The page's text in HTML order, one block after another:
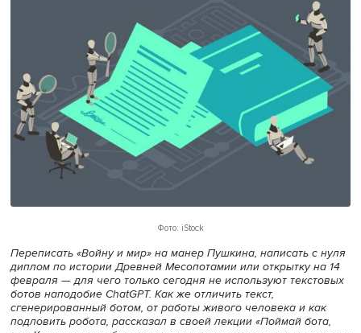
Фото: iStock